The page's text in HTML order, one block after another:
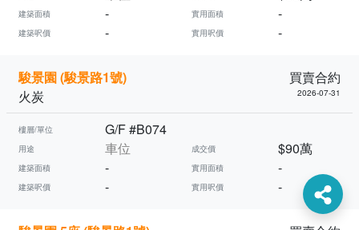
建築面積 - 實用面積 -
建築呎價 - 實用呎價 -
駿景園 (駿景路1號)
買賣合約
火炭
2026-07-31
樓層/單位 G/F #B074
用途 車位 成交價 $90萬
建築面積 - 實用面積 -
建築呎價 - 實用呎價 -